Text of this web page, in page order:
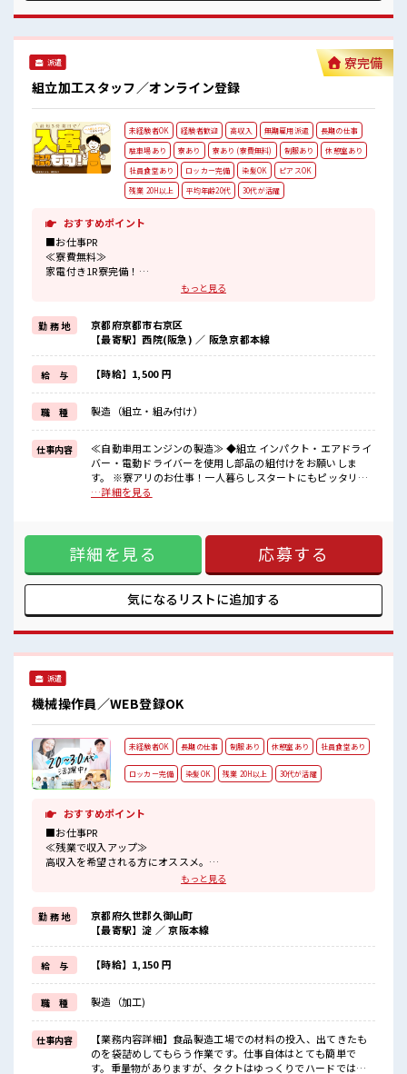
派遣
組立加工スタッフ／オンライン登録
寮完備
未経験者OK 経験者歓迎 高収入 無期雇用派遣
長期の仕事
駐車場あり
寮あり 寮あり (寮費無料) 制服あり
休憩室あり
社員食堂あり
ロッカー完備 染髪OK
ピアスOK
残業 20H以上
平均年齢20代 30代が活躍
おすすめポイント
■お仕事PR
≪寮費無料≫
家電付き1R寮完備！
寮費は無料なのでお金貯めたい方にも向いてます！！
高時給+程よい残業で高収入が目指せちゃう♪
≪1R寮完備≫
自宅～職場が遠くても興味があれば安心して応募できちゃう！
自分で部屋を借りるより安く住めちゃうかも？
生活に便利な家電付きなので初期費用も節約できる☆
≪ヘアカラーOKで自由な雰囲気の職場≫
明るすぎたり奇抜でなければ基本的に自由！
(規定有)≪機能的な制服アリ≫
制服があるので毎日の服装の悩み解消♪
≪無料駐車場あり≫
マイカー通勤もOK！
≪食堂あり≫
カフェテリア形式になっていておしゃれでメニューも豊富★
派手すぎなければ多少のヘアカラーもOKなのはウレシイPoint☆
しっかり休める休憩室あり！
オンオフの切替もできちゃう！
ロッカーあり！
安心してお仕事に集中♪
もっと見る
勤 務 地
京都府京都市右京区
【最寄駅】西院(阪急) ／ 阪急京都本線
給 与 【時給】1,500 円
職 種 製造（組立・組み付け）
仕事内容
≪自動車用エンジンの製造≫ ◆組立 インパクト・エアドライ
バー・電動ドライバーを使用し部品の組付けをお願いしま
す。 ※寮アリのお仕事！一人暮らしスタートにもピッタリ♪
■お仕事PR ≪寮費無料≫ 家電付き1R寮完備！ 寮費は無料な
職場が遠くても興味があれば安心して応募できちゃう！ 自分
で部屋を借りるより安く住めちゃうかも？ 生活に便利な家電
付きなので初期費用も節約できる☆ ≪ヘアカラーOKで自由な
雰囲気の職場≫ 明るすぎたり奇抜でなければ基本的に自由！
(規定有)≪機能的な制服アリ≫ 制服があるので毎日の服装の
悩み解消♪ ≪無料駐車場あり≫ マイカー通勤もOK！ ≪食堂
豊富★ ■職場の雰囲気 派手すぎなければ多少のヘアカラーも
OKなのはウレシイPoint☆ しっかり休める休憩室あり！ オン
…詳細を見る
詳細を見る 応募する
気になるリストに追加する
派遣
機械操作員／WEB登録OK
未経験者OK 長期の仕事 制服あり 休憩室あり 社員食堂あり
ロッカー完備 染髪OK 残業 20H以上 30代が活躍
おすすめポイント
■お仕事PR
≪残業で収入アップ≫
高収入を希望される方にオススメ。
残業は月20時間以上あります♪
明るすぎたり奇抜でなければ基本的に自由！
(規定有)≪動きやすい制服アリ≫
制服があるので、
毎日の服装の悩み解消♪
≪未経験OKの仕事≫
新しいことにチャレンジするのは不安だけど、
しっかり働く環境が整っています！
イチからスキルUP・ステップUP目指していきましょう！
≪収入アップを目指せる≫
高時給だらけの派遣のお仕事です！
■職場の雰囲気
もっと見る
勤 務 地
京都府久世郡久御山町
【最寄駅】淀 ／ 京阪本線
給 与 【時給】1,150 円
職 種 製造（加工)
仕事内容
【業務内容詳細】食品製造工場での材料の投入、出てきたも
のを袋詰めしてもらう作業です。仕事自体はとても簡単で
す。重量物がありますが、タクトはゆっくりでハードではあ